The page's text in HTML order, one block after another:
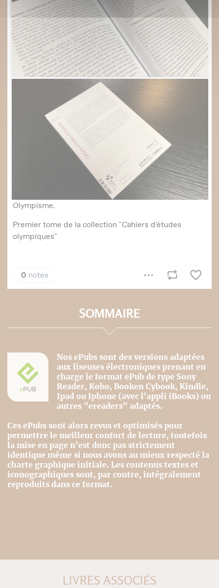
SOMMAIRE
Nos ePubs sont des versions adaptées
aux liseuses électroniques prenant en
charge le format ePub de type Sony
Reader, Kobo, Booken Cybook, Kindle,
Ipad ou Iphone (avec l'appli iBooks) ou
autres "ereaders" adaptés.
Ces ePubs sont alors revus et optimisés pour
permettre le meilleur confort de lecture, toutefois
la mise en page n'est donc pas strictement
identique même si nous avons au mieux respecté la
charte graphique initiale. Les contenus textes et
iconographiques sont, par contre, intégralement
reproduits dans ce format.
LIVRES ASSOCIÉS